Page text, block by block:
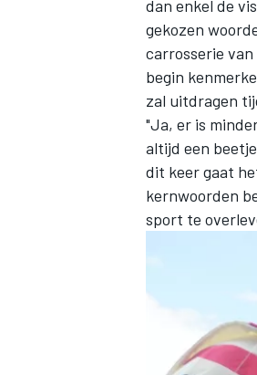
dan enkel de
gekozen
carrosserie
begin
zal uitdragen
"Ja, er is
altijd een
dit keer gaat
kernwoorden
sport te